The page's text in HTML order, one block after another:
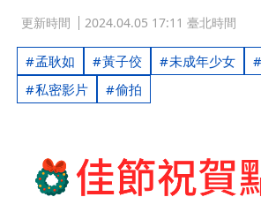
更新時間 2024.04.05 17:11 臺北時間
孟耿如 黃子佼 未成年少女
私密影片
偷拍